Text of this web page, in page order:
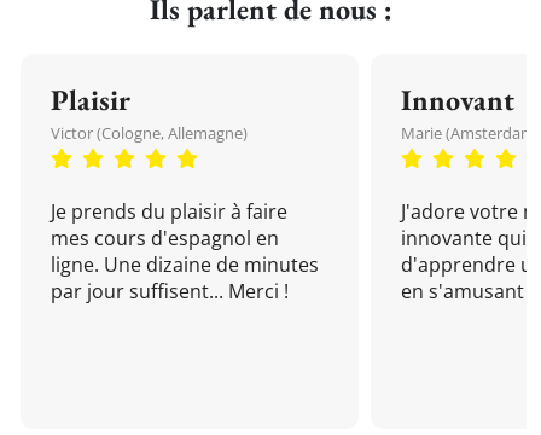
Ils parlent de nous :
Plaisir
Victor (Cologne, Allemagne)
Je prends du plaisir à faire
mes cours d'espagnol en
ligne. Une dizaine de minutes
par jour suffisent... Merci !
Innovant
Marie (Amsterdam,
J'adore votre
innovante qui
d'apprendre
en s'amusant !